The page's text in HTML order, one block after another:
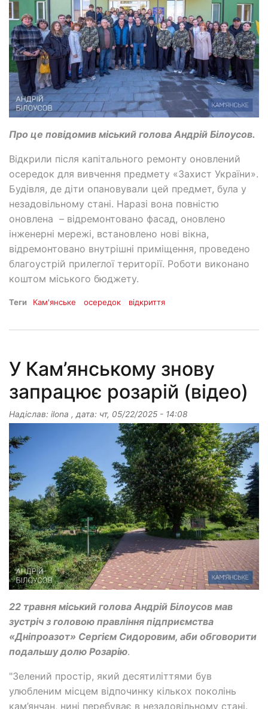
Про це повідомив міський голова Андрій Білоусов.
Відкрили після капітального ремонту оновлений
осередок для вивчення предмету «Захист України».
Будівля, де діти опановували цей предмет, була у
незадовільному стані. Наразі вона повністю
оновлена – відремонтовано фасад, оновлено
інженерні мережі, встановлено нові вікна,
відремонтовано внутрішні приміщення, проведено
благоустрій прилеглої території. Роботи виконано
коштом міського бюджету.
Теги Кам'янське осередок відкриття
У Кам’янському знову
запрацює розарій (відео)
Надіслав: ilona , дата: чт, 05/22/2025 - 14:08
22 травня міський голова Андрій Білоусов мав
зустріч з головою правління підприємства
«Дніпроазот» Сергієм Сидоровим, аби обговорити
подальшу долю Розарію.
"Зелений простір, який десятиліттями був
улюбленим місцем відпочинку кількох поколінь
кам’янчан, нині перебуває в незадовільному стані.